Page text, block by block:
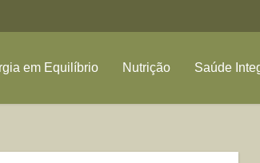
em Equilíbrio Nutrição Saúde